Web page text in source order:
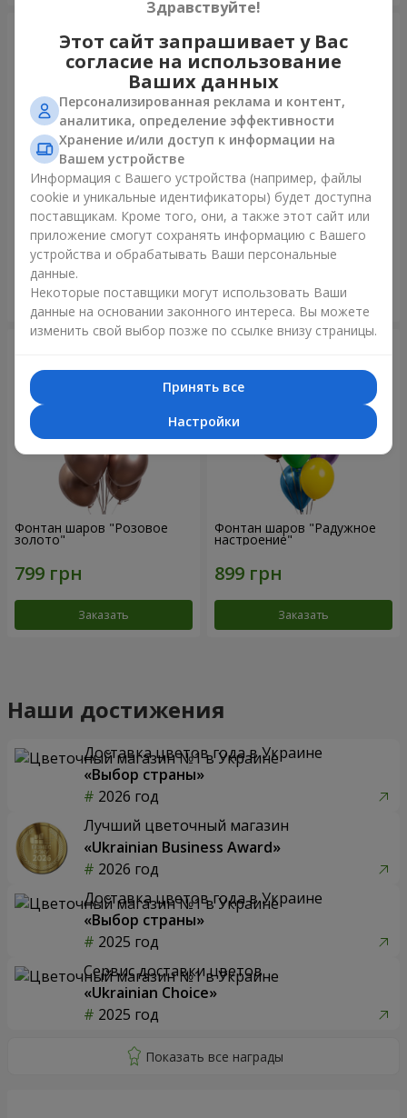
11 желтых смайлов и
красных сердец
Заказать
Фонтан шаров "Небо"
Заказать
Фонтан шаров "Розовое
золото"
Заказать
Фонтан шаров "Радужное
настроение"
Заказать
Наши достижения
Доставка цветов года в Украине
«Выбор страны»
2026 год
Лучший цветочный магазин
«Ukrainian Business Award»
2026 год
Доставка цветов года в Украине
«Выбор страны»
2025 год
Сервис доставки цветов
«Ukrainian Choice»
2025 год
Здравствуйте!
Этот сайт запрашивает у Вас
согласие на использование
Ваших данных
Персонализированная реклама и контент,
аналитика, определение эффективности
Хранение и/или доступ к информации на
Вашем устройстве
Информация с Вашего устройства (например, файлы
cookie и уникальные идентификаторы) будет доступна
поставщикам. Кроме того, они, а также этот сайт или
приложение смогут сохранять информацию с Вашего
устройства и обрабатывать Ваши персональные
данные.
Некоторые поставщики могут использовать Ваши
данные на основании законного интереса. Вы можете
изменить свой выбор позже по ссылке внизу страницы.
Принять все
Настройки